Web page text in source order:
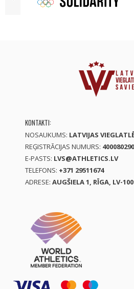
KONTAKTI:
NOSAUKUMS: LATVIJAS
REĢISTRĀCIJAS NUMURS:
E-PASTS: LVS@ATHLETICS.LV
TELEFONS: +371 29511674
ADRESE: AUGŠIELA 1, RĪGA, LV-